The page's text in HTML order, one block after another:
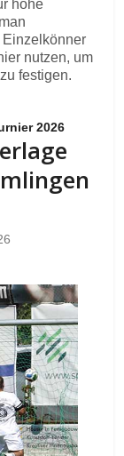
hohe
nutzen, um
festigen.
2026